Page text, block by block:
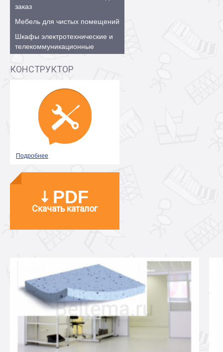
заказ
Мебель для чистых помещений
Шкафы электротехнические и
телекоммуникационные
КОНСТРУКТОР
Подробнее
PDF
Скачать каталог